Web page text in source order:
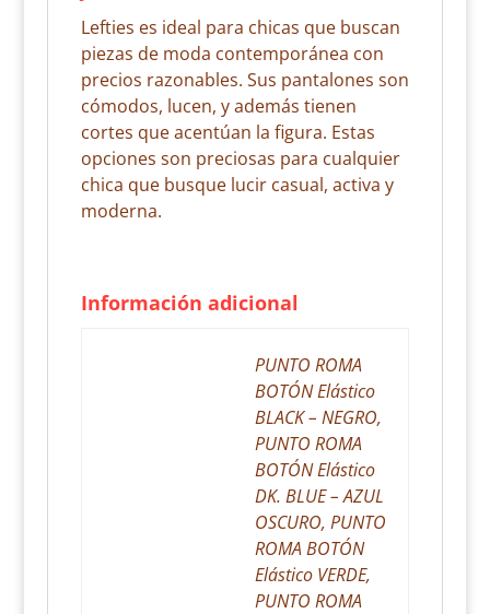
Lefties es ideal para chicas que buscan
piezas de moda contemporánea con
precios razonables. Sus pantalones son
cómodos, lucen, y además tienen
cortes que acentúan la figura. Estas
opciones son preciosas para cualquier
chica que busque lucir casual, activa y
moderna.
Información adicional
PUNTO ROMA
BOTÓN Elástico
BLACK – NEGRO,
PUNTO ROMA
BOTÓN Elástico
DK. BLUE – AZUL
OSCURO, PUNTO
ROMA BOTÓN
Elástico VERDE,
PUNTO ROMA